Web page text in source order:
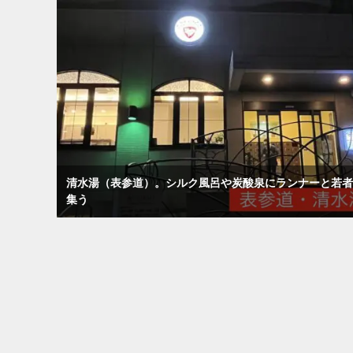
清水湯（表参道）。シルク風呂や炭酸泉にランナーと若
集う